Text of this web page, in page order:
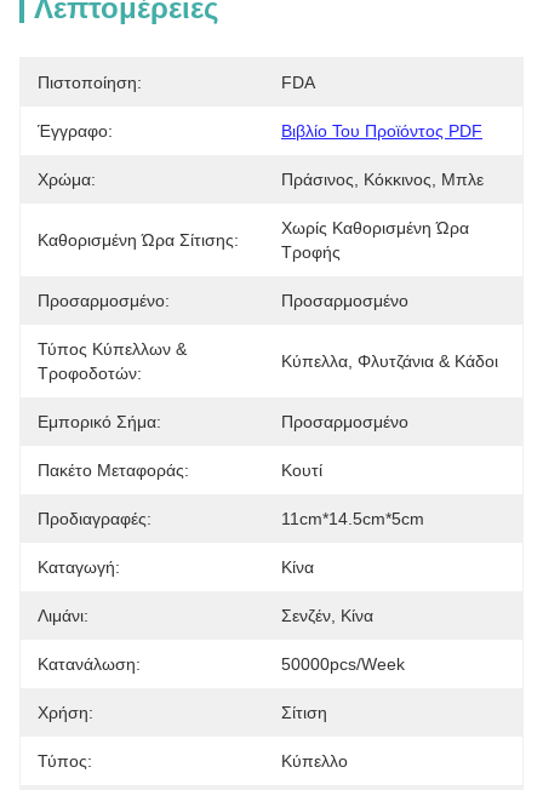
Λεπτομέρειες
Πιστοποίηση: FDA
Έγγραφο: Βιβλίο Του Προϊόντος PDF
Χρώμα: Πράσινος, Κόκκινος, Μπλε
Καθορισμένη Ώρα Σίτισης:
Χωρίς Καθορισμένη Ώρα
Τροφής
Προσαρμοσμένο: Προσαρμοσμένο
Τύπος Κύπελλων &
Τροφοδοτών:
Κύπελλα, Φλυτζάνια & Κάδοι
Εμπορικό Σήμα: Προσαρμοσμένο
Πακέτο Μεταφοράς: Κουτί
Προδιαγραφές: 11cm*14.5cm*5cm
Καταγωγή: Κίνα
Λιμάνι: Σενζέν, Κίνα
Κατανάλωση: 50000pcs/Week
Χρήση: Σίτιση
Τύπος: Κύπελλο